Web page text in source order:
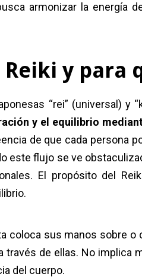
armonizar la energía
Reiki y para
“rei” (universal) y
y el equilibrio
de que cada persona
este flujo se ve
El propósito del
coloca sus manos sobre
través de ellas. No implica
del cuerpo.